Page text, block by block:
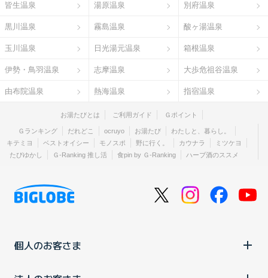
皆生温泉 湯原温泉 別府温泉
黒川温泉 霧島温泉 酸ヶ湯温泉
玉川温泉 日光湯元温泉 箱根温泉
伊勢・鳥羽温泉 志摩温泉 大歩危祖谷温泉
由布院温泉 熱海温泉 指宿温泉
お湯たびとは ご利用ガイド Ｇポイント
Ｇランキング だれどこ ocruyo お湯たび
わたしと、暮らし。
キテミヨ
ベストオイシー モノスポ 野に行く。 カウナラ
ミツケヨ
たびゆかし
Ｇ-Ranking 推し活 食pin by Ｇ-Ranking ハーブ酒のススメ
個人のお客さま